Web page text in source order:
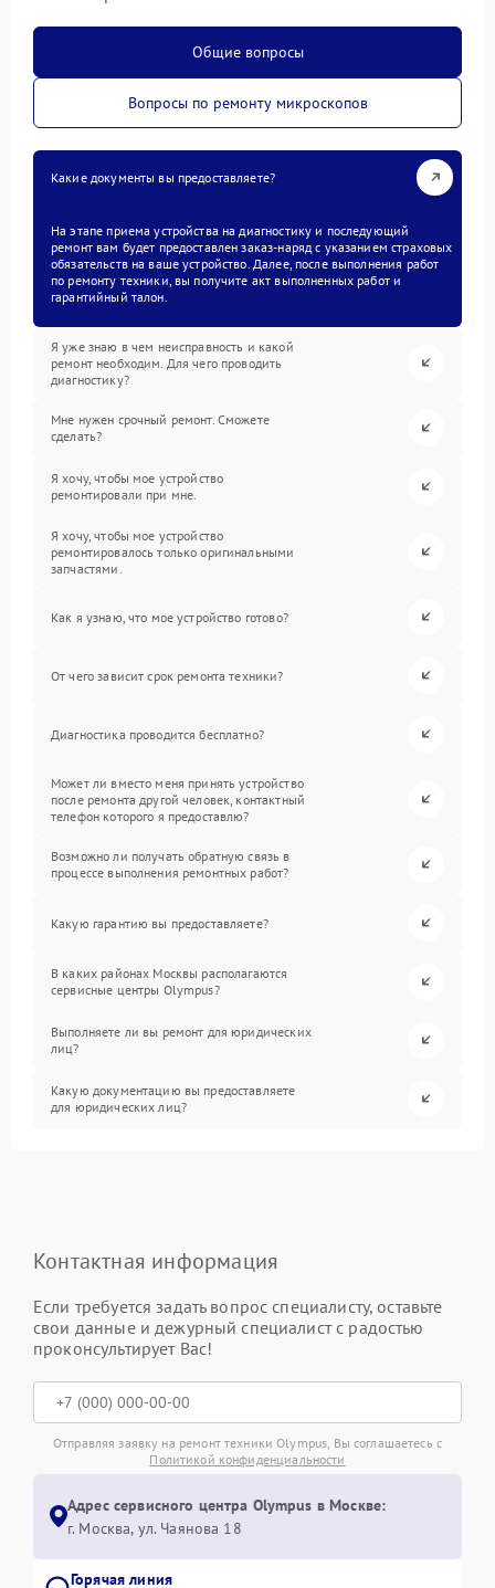
Общие вопросы
Вопросы по ремонту микроскопов
Какие документы вы предоставляете?
На этапе приема устройства на диагностику и последующий
ремонт вам будет предоставлен заказ-наряд с указанием страховых
обязательств на ваше устройство. Далее, после выполнения работ
по ремонту техники, вы получите акт выполненных работ и
гарантийный талон.
Я уже знаю в чем неисправность и какой
ремонт необходим. Для чего проводить
диагностику?
Мне нужен срочный ремонт. Сможете
сделать?
Я хочу, чтобы мое устройство
ремонтировали при мне.
Я хочу, чтобы мое устройство
ремонтировалось только оригинальными
запчастями.
Как я узнаю, что мое устройство готово?
От чего зависит срок ремонта техники?
Диагностика проводится бесплатно?
Может ли вместо меня принять устройство
после ремонта другой человек, контактный
телефон которого я предоставлю?
Возможно ли получать обратную связь в
процессе выполнения ремонтных работ?
Какую гарантию вы предоставляете?
В каких районах Москвы располагаются
сервисные центры Olympus?
Выполняете ли вы ремонт для юридических
лиц?
Какую документацию вы предоставляете
для юридических лиц?
Контактная информация
Если требуется задать вопрос специалисту, оставьте
свои данные и дежурный специалист с радостью
проконсультирует Вас!
Отправляя заявку на ремонт техники Olympus, Вы соглашаетесь с
Политикой конфиденциальности
Адрес сервисного центра Olympus в Москве:
г. Москва, ул. Чаянова 18
Горячая линия